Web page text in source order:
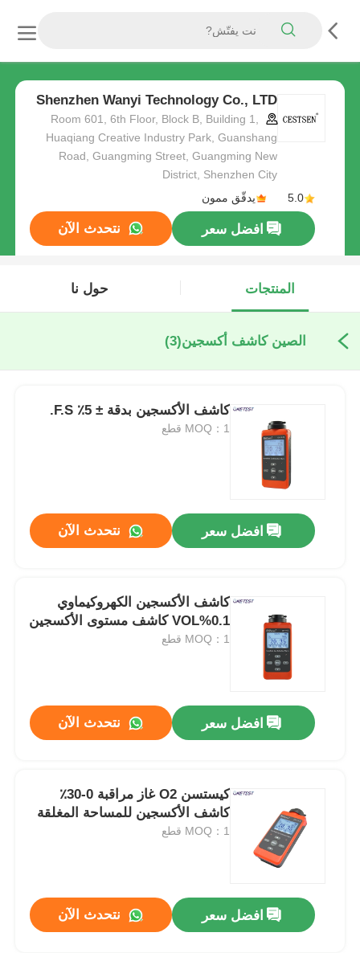
Shenzhen Wanyi Technology Co., LTD
Room 601, 6th Floor, Block B, Building 1,
Huaqiang Creative Industry Park, Guanshang
Road, Guangming Street, Guangming New
District, Shenzhen City
5.0
يدقّق ممون
افضل سعر نتحدث الآن
المنتجات حول نا
الصين كاشف أكسجين(3)
كاشف الأكسجين بدقة ± 5٪ F.S.
MOQ：1 قطع
افضل سعر نتحدث الآن
كاشف الأكسجين الكهروكيماوي
0.1%VOL كاشف مستوى الأكسجين
MOQ：1 قطع
افضل سعر نتحدث الآن
كيستسن O2 غاز مراقبة 0-30٪
كاشف الأكسجين للمساحة المغلقة
MOQ：1 قطع
افضل سعر نتحدث الآن